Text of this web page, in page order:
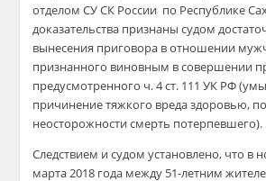
отделом СУ СК России по Республике
доказательства признаны судом
вынесения приговора в отношении
признанного виновным в совершении
предусмотренного ч. 4 ст. 111 УК РФ
причинение тяжкого вреда здоровью,
неосторожности смерть потерпевшего).
Следствием и судом установлено, что в
марта 2018 года между 51-летним